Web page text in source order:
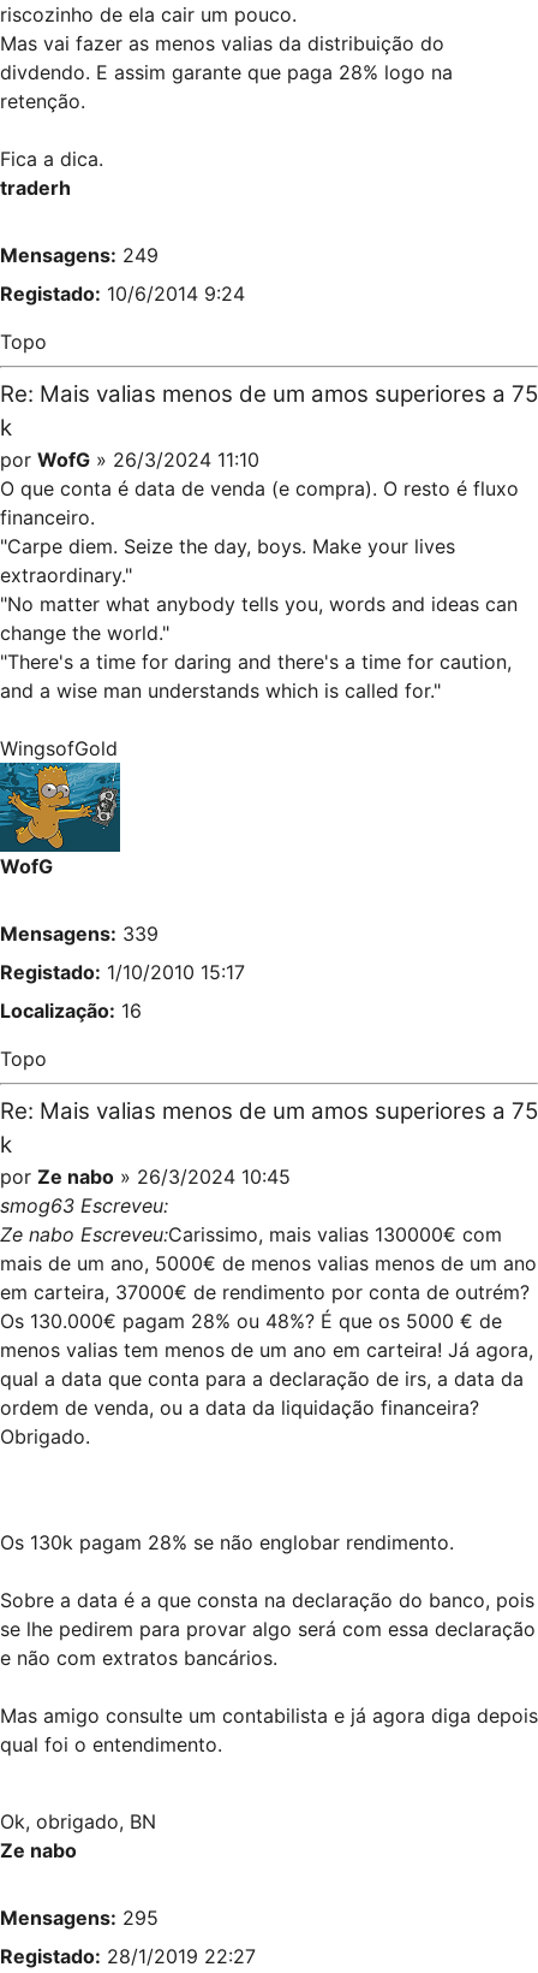
riscozinho de ela cair um pouco.
Mas vai fazer as menos valias da distribuição do
divdendo. E assim garante que paga 28% logo na
retenção.
Fica a dica.
traderh
Mensagens: 249
Registado: 10/6/2014 9:24
Topo
Re: Mais valias menos de um amos superiores a 75
k
por WofG » 26/3/2024 11:10
O que conta é data de venda (e compra). O resto é fluxo
financeiro.
"Carpe diem. Seize the day, boys. Make your lives
extraordinary."
"No matter what anybody tells you, words and ideas can
change the world."
"There's a time for daring and there's a time for caution,
and a wise man understands which is called for."
WingsofGold
WofG
Mensagens: 339
Registado: 1/10/2010 15:17
Localização: 16
Topo
Re: Mais valias menos de um amos superiores a 75
k
por Ze nabo » 26/3/2024 10:45
smog63 Escreveu:
Ze nabo Escreveu:Carissimo, mais valias 130000€ com
mais de um ano, 5000€ de menos valias menos de um ano
em carteira, 37000€ de rendimento por conta de outrém?
Os 130.000€ pagam 28% ou 48%? É que os 5000 € de
menos valias tem menos de um ano em carteira! Já agora,
qual a data que conta para a declaração de irs, a data da
ordem de venda, ou a data da liquidação financeira?
Obrigado.
Os 130k pagam 28% se não englobar rendimento.
Sobre a data é a que consta na declaração do banco, pois
se lhe pedirem para provar algo será com essa declaração
e não com extratos bancários.
Mas amigo consulte um contabilista e já agora diga depois
qual foi o entendimento.
Ok, obrigado, BN
Ze nabo
Mensagens: 295
Registado: 28/1/2019 22:27